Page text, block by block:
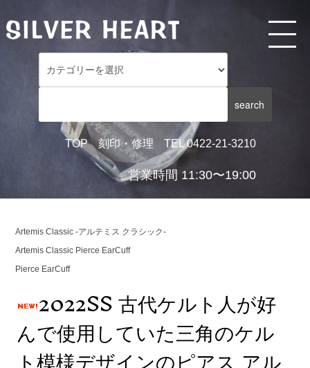
TOP 刻印・修理 TEL 0422-21-3210
営業時間 11:30〜19:00
Artemis Classic -アルテミス クラシック-
Artemis Classic Pierce EarCuff
Pierce EarCuff
2022SS 古代ケルト人が好
んで使用していた三角のケル